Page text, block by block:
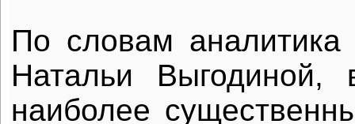
По словам аналитика
Натальи Выгодиной,
наиболее